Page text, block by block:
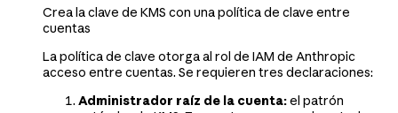
Crea la clave de KMS con una política de clave entre
cuentas
La política de clave otorga al rol de IAM de Anthropic
acceso entre cuentas. Se requieren tres declaraciones:
Administrador raíz de la cuenta:el patrón